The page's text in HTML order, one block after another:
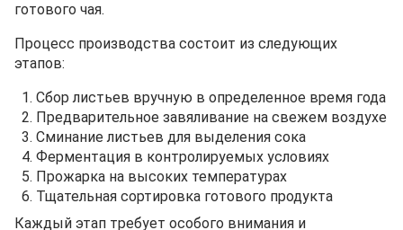
готового чая.
Процесс производства состоит из следующих
этапов:
Сбор листьев вручную в определенное время года
Предварительное завяливание на свежем воздухе
Сминание листьев для выделения сока
Ферментация в контролируемых условиях
Прожарка на высоких температурах
Тщательная сортировка готового продукта
Каждый этап требует особого внимания и